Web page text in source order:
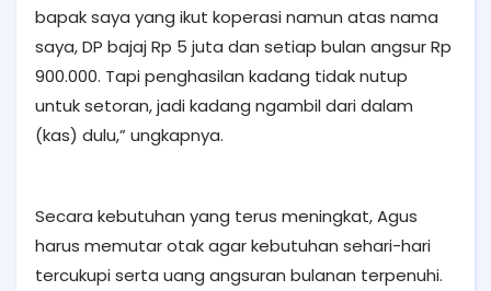
bapak saya yang ikut koperasi namun atas nama
saya, DP bajaj Rp 5 juta dan setiap bulan angsur Rp
900.000. Tapi penghasilan kadang tidak nutup
untuk setoran, jadi kadang ngambil dari dalam
(kas) dulu,” ungkapnya.
Secara kebutuhan yang terus meningkat, Agus
harus memutar otak agar kebutuhan sehari-hari
tercukupi serta uang angsuran bulanan terpenuhi.